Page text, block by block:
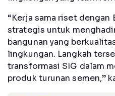
“Kerja sama riset dengan
strategis untuk
bangunan yang
lingkungan. Langkah
transformasi SIG dalam
produk turunan semen,”